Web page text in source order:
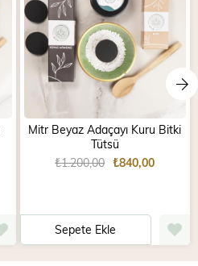
Mitr Beyaz Adaçayı Kuru Bitki
Tütsü
₺840,00
₺1.200,00
Sepete Ekle